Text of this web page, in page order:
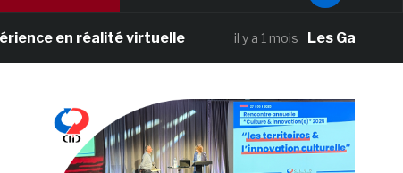
en réalité virtuelle il y a 1 mois Les Galeries